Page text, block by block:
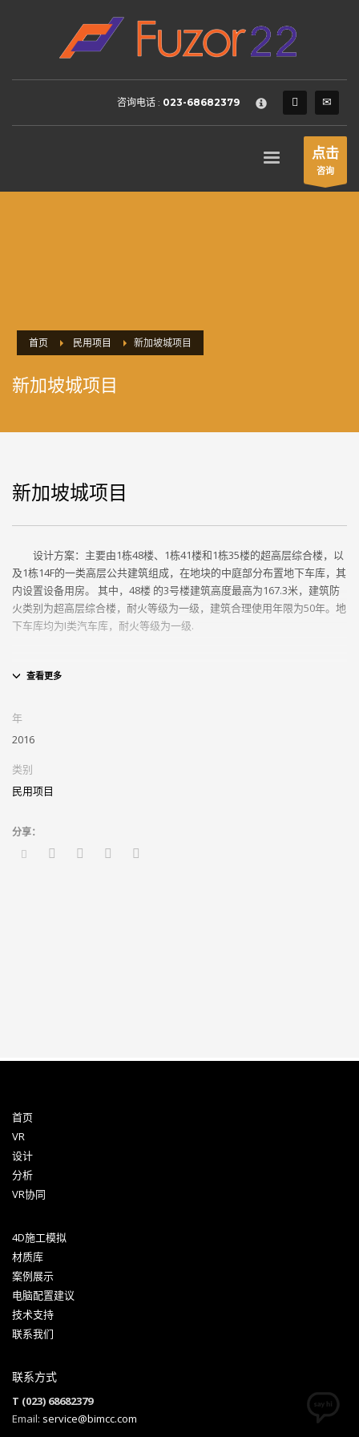
HOW TO SHOP
Login or create new account.
2 Review your order.
FREEshipment
If you still have problems, please let us know, by sending an
SHOWROOM HOURS
咨询电话 : 023-68682379
点击
咨询
首页 民用项目 新加坡城项目
新加坡城项目
新加坡城项目
设计方案：主要由1栋48楼、1栋41楼和1栋35楼的超高层综合楼，以
及1栋14F的一类高层公共建筑组成，在地块的中庭部分布置地下车库，其
内设置设备用房。 其中，48楼 的3号楼建筑高度最高为167.3米，建筑防
火类别为超高层综合楼，耐火等级为一级，建筑合理使用年限为50年。地
下车库均为I类汽车库，耐火等级为一级.
年
2016
类别
民用项目
首页
VR
设计
分析
VR协同
4D施工模拟
材质库
案例展示
电脑配置建议
技术支持
联系我们
联系方式
T (023) 68682379
Email: service@bimcc.com